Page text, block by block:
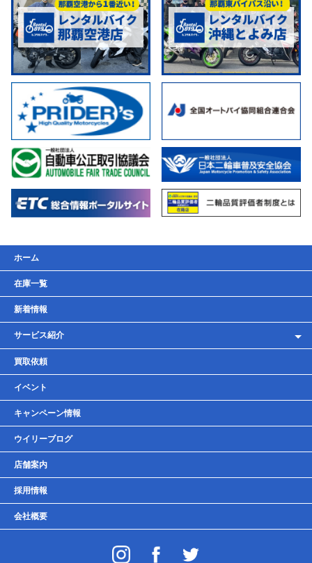
ホーム
在庫一覧
新着情報
サービス紹介
レンタルバイク
車検・点検・整備
貸しガレージ
買取依頼
イベント
キャンペーン情報
ウイリーブログ
店舗案内
採用情報
会社概要